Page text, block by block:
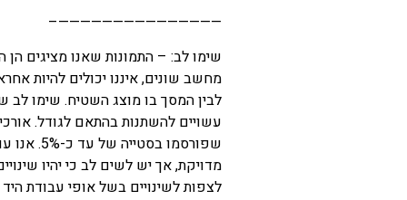
———————————————–
שימו לב: – התמונות שאנו מציגים
מחשב שונים, איננו יכולים להיות
לבין המסך בו מוצג השטיח. שימו לב
עשויים להשתנות בהתאם לגודל.
שפורסמו
מדויקת, אך יש לשים לב כי יהיו
לצפות לשינויים בשל אופי עבודת